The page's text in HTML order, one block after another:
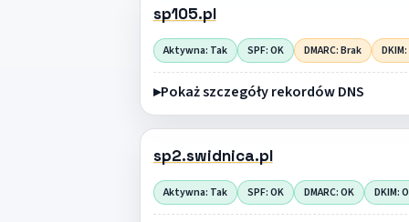
sp105.pl
Aktywna: Tak SPF: OK DMARC: Brak
Pokaż szczegóły rekordów DNS
sp2.swidnica.pl
Aktywna: Tak SPF: OK DMARC: OK DKIM: